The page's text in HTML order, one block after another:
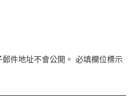
件地址不會公開。 必填欄位標示